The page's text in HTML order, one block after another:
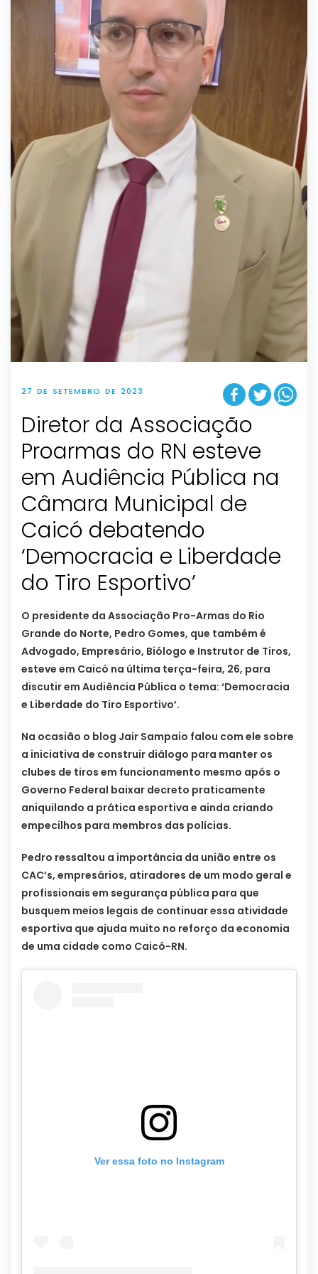
27 DE SETEMBRO DE 2023
Diretor da Associação
Proarmas do RN esteve
em Audiência Pública na
Câmara Municipal de
Caicó debatendo
‘Democracia e Liberdade
do Tiro Esportivo’
O presidente da Associação Pro-Armas do Rio
Grande do Norte, Pedro Gomes, que também é
Advogado, Empresário, Biólogo e Instrutor de Tiros,
esteve em Caicó na última terça-feira, 26, para
discutir em Audiência Pública o tema: ‘Democracia
e Liberdade do Tiro Esportivo’.
Na ocasião o blog Jair Sampaio falou com ele sobre
a iniciativa de construir diálogo para manter os
clubes de tiros em funcionamento mesmo após o
Governo Federal baixar decreto praticamente
aniquilando a prática esportiva e ainda criando
empecilhos para membros das polícias.
Pedro ressaltou a importância da união entre os
CAC’s, empresários, atiradores de um modo geral e
profissionais em segurança pública para que
busquem meios legais de continuar essa atividade
esportiva que ajuda muito no reforço da economia
de uma cidade como Caicó-RN.
Ver essa foto no Instagram